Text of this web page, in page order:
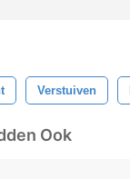
Verstuiven
Ook